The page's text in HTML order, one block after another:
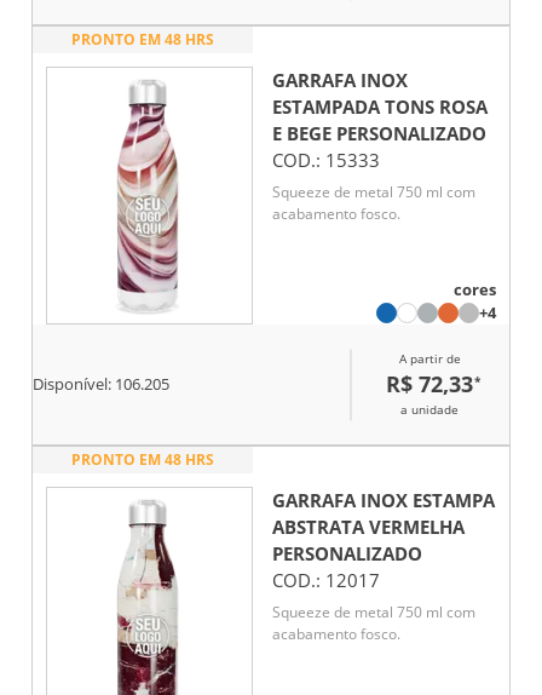
PRONTO EM 48 HRS
GARRAFA INOX
ESTAMPADA TONS ROSA
E BEGE PERSONALIZADO
COD.: 15333
Squeeze de metal 750 ml com
acabamento fosco.
cores
+4
Disponível: 106.205
A partir de
R$ 72,33*
a unidade
PRONTO EM 48 HRS
GARRAFA INOX ESTAMPA
ABSTRATA VERMELHA
PERSONALIZADO
COD.: 12017
Squeeze de metal 750 ml com
acabamento fosco.